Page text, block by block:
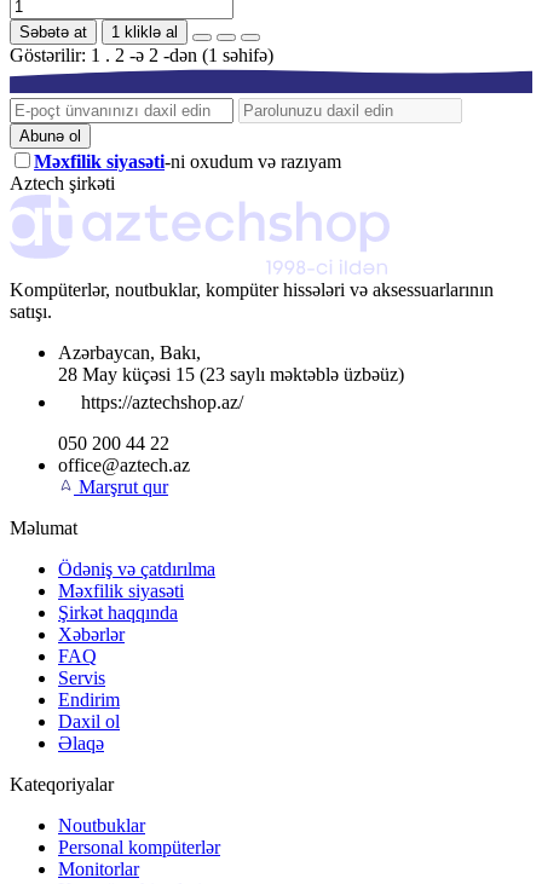
Səbətə at 1 kliklə al
Göstərilir: 1 . 2 -ə 2 -dən (1 səhifə)
Abunə ol
Məxfilik siyasəti-ni oxudum və razıyam
Aztech şirkəti
Kompüterlər, noutbuklar, kompüter hissələri və aksessuarlarının
satışı.
Azərbaycan, Bakı,
28 May küçəsi 15 (23 saylı məktəblə üzbəüz)
https://aztechshop.az/
050 200 44 22
office@aztech.az
Marşrut qur
Məlumat
Ödəniş və çatdırılma
Məxfilik siyasəti
Şirkət haqqında
Xəbərlər
FAQ
Servis
Endirim
Daxil ol
Əlaqə
Kateqoriyalar
Noutbuklar
Personal kompüterlər
Monitorlar